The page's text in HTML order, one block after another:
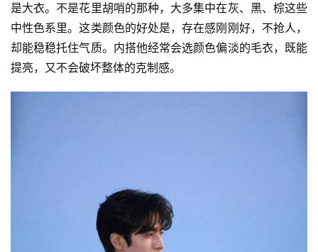
是大衣。不是花里胡哨的那种，大多集中在灰、黑、棕这些
中性色系里。这类颜色的好处是，存在感刚刚好，不抢人，
却能稳稳托住气质。内搭他经常会选颜色偏淡的毛衣，既能
提亮，又不会破坏整体的克制感。